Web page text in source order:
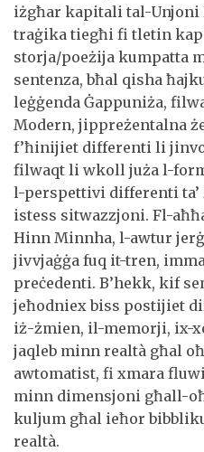
iżgħar kapitali tal-Unjoni
traġika tiegħi fi tletin
storja/poeżija kumpatta
sentenza, bħal qisha
leġġenda Ġappuniża,
Modern, jippreżentalna
f’ħinijiet differenti li
filwaqt li wkoll juża l-
l-perspettivi differenti
istess sitwazzjoni. Fl-
Hinn Minnha, l-awtur
jivvjaġġa fuq it-tren,
preċedenti. B’hekk, kif
jeħodniex biss postijiet
iż-żmien, il-memorji, ix-
jaqleb minn realtà għal
awtomatist, fi xmara
minn dimensjoni għall-
kuljum għal ieħor
realtà.